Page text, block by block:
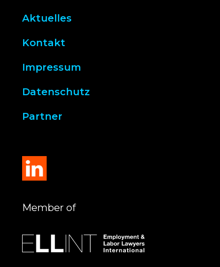
Aktuelles
Kontakt
Impressum
Datenschutz
Partner
Member of